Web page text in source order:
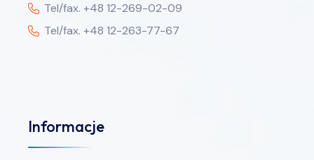
Tel/fax. +48 12-269-02-09
Tel/fax. +48 12-263-77-67
Informacje